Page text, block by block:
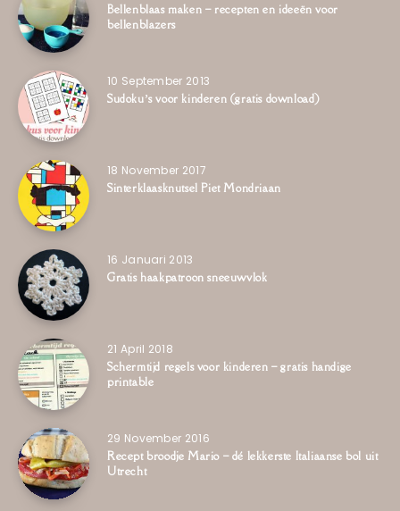
Bellenblaas maken – recepten en ideeën voor
bellenblazers
10 September 2013
Sudoku’s voor kinderen (gratis download)
18 November 2017
Sinterklaasknutsel Piet Mondriaan
16 Januari 2013
Gratis haakpatroon sneeuwvlok
21 April 2018
Schermtijd regels voor kinderen – gratis handige
printable
29 November 2016
Recept broodje Mario – dé lekkerste Italiaanse bol uit
Utrecht